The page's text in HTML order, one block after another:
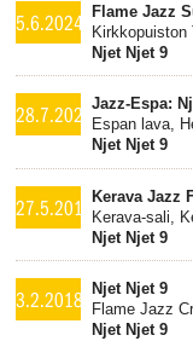
5.6.2024
Flame Jazz
Kirkkopuiston
Njet Njet 9
28.7.2020Jazz-Espa:
Espan lava,
Njet Njet 9
27.5.2018Kerava Jazz
Kerava-sali,
Njet Njet 9
3.2.2018
Njet Njet 9
Flame Jazz
Njet Njet 9